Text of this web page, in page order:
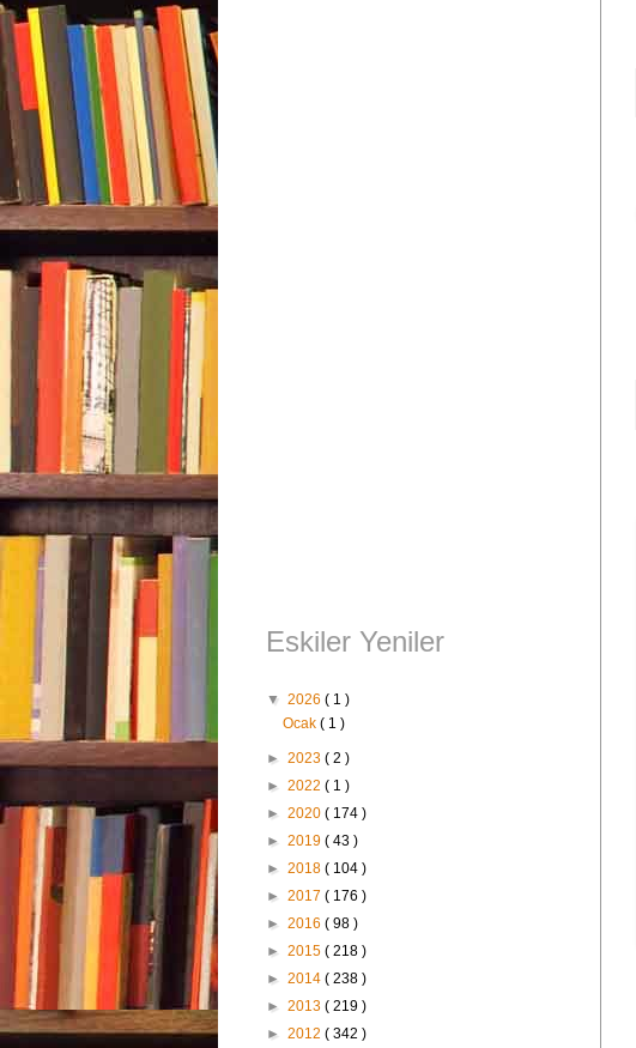
Eskiler Yeniler
▼ 2026 ( 1 )
Ocak( 1 )
► 2023 ( 2 )
► 2022 ( 1 )
► 2020 ( 174 )
► 2019 ( 43 )
► 2018 ( 104 )
► 2017 ( 176 )
► 2016 ( 98 )
► 2015 ( 218 )
► 2014 ( 238 )
► 2013 ( 219 )
► 2012 ( 342 )